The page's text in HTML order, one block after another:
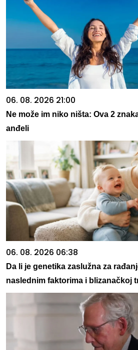
06. 08. 2026 21:00
Ne može im niko ništa: Ova 2
anđeli
06. 08. 2026 06:38
Da li je genetika zaslužna za
naslednim faktorima i blizanačkoj